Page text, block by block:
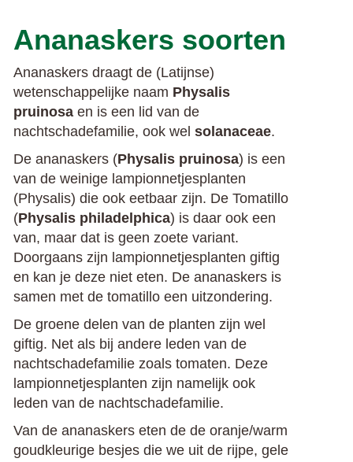
Ananaskers soorten
Ananaskers draagt de (Latijnse)
wetenschappelijke naam Physalis
pruinosa en is een lid van de
nachtschadefamilie, ook wel solanaceae.
De ananaskers (Physalis pruinosa) is een
van de weinige lampionnetjesplanten
(Physalis) die ook eetbaar zijn. De Tomatillo
(Physalis philadelphica) is daar ook een
van, maar dat is geen zoete variant.
Doorgaans zijn lampionnetjesplanten giftig
en kan je deze niet eten. De ananaskers is
samen met de tomatillo een uitzondering.
De groene delen van de planten zijn wel
giftig. Net als bij andere leden van de
nachtschadefamilie zoals tomaten. Deze
lampionnetjesplanten zijn namelijk ook
leden van de nachtschadefamilie.
Van de ananaskers eten de de oranje/warm
goudkleurige besjes die we uit de rijpe, gele